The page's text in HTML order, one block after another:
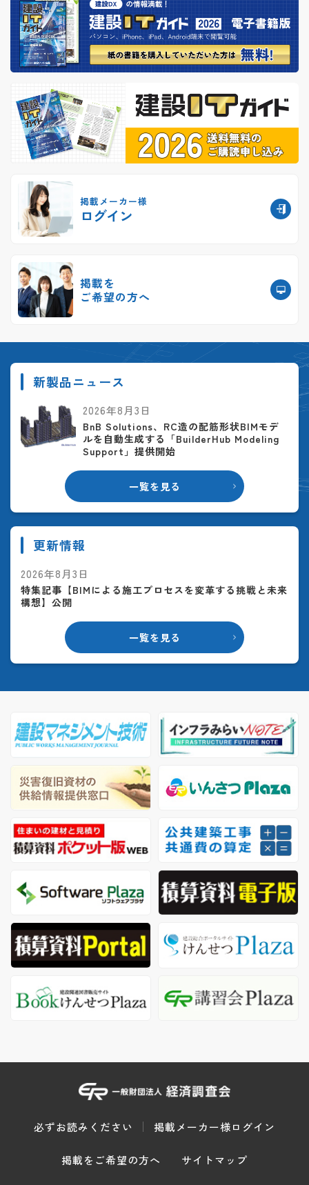
掲載メーカー様
ログイン
掲載を
ご希望の方へ
新製品ニュース
一覧を見る
2026年8月3日
BnB Solutions、RC造の配筋形状BIMモデ
ルを自動生成する「BuilderHub Modeling
Support」提供開始
更新情報
一覧を見る
2026年8月3日
特集記事【BIMによる施工プロセスを変革する挑戦と未来
構想】公開
必ずお読みください 掲載メーカー様ログイン
掲載をご希望の方へ サイトマップ